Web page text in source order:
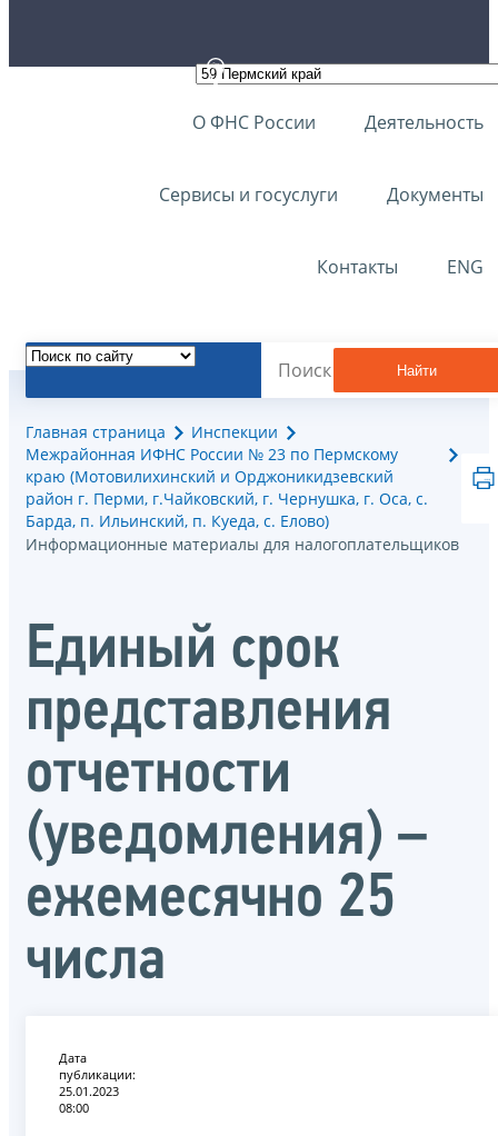
О ФНС России Деятельность
Сервисы и госуслуги Документы
Контакты ENG
Найти
Главная страница
Инспекции
Межрайонная ИФНС России № 23 по Пермскому
краю (Мотовилихинский и Орджоникидзевский
район г. Перми, г.Чайковский, г. Чернушка, г. Оса, с.
Барда, п. Ильинский, п. Куеда, с. Елово)
Информационные материалы для налогоплательщиков
Единый срок
представления
отчетности
(уведомления) –
ежемесячно 25
числа
Дата
публикации:
25.01.2023
08:00